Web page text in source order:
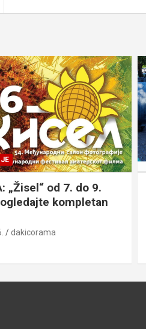
„Žisel“ od 7. do 9.
kompletan
dakicorama